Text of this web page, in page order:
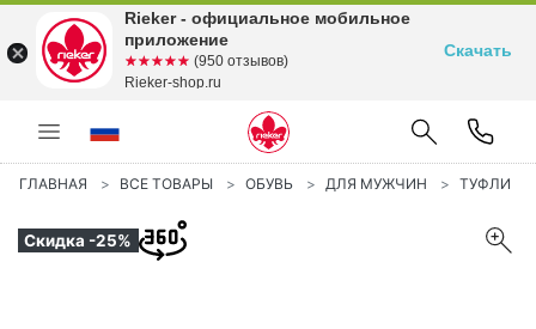
ГЛАВНАЯ ВСЕ ТОВАРЫ ОБУВЬ ДЛЯ МУЖЧИН ТУФЛИ
Скидка -25%
Rieker - официальное мобильное
приложение
☆☆☆☆☆
★★★★★ (950 отзывов)
Rieker-shop.ru
Скачать